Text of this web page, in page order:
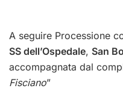
A seguire Processione
SS dell’Ospedale, San
accompagnata dal
Fisciano”